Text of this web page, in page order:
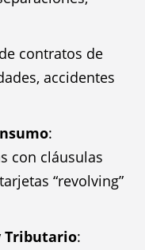
contratos de
accidentes
:
con cláusulas
“revolving”
Tributario: